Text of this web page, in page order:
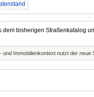
bisherigen Straßenkatalog
Immobilienkontext nutzt der